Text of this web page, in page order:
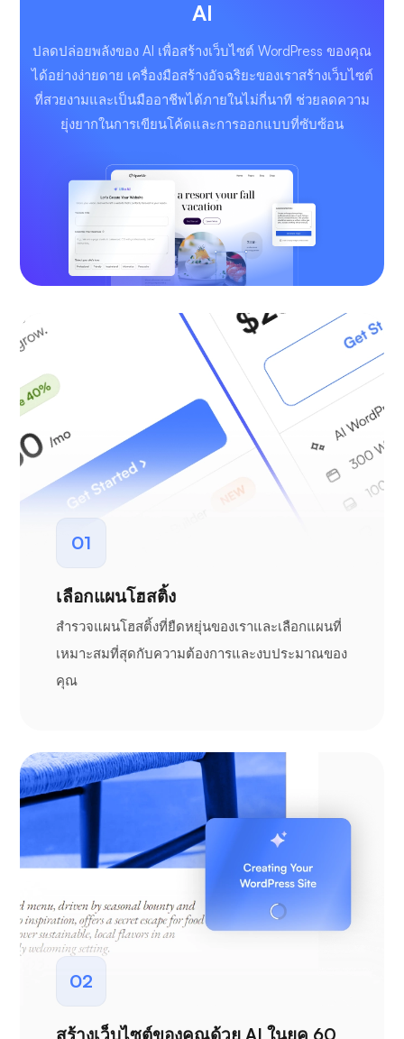
AI
ปลดปล่อยพลังของ AI เพื่อสร้างเว็บไซต์ WordPress ของคุณ
ได้อย่างง่ายดาย เครื่องมือสร้างอัจฉริยะของเราสร้างเว็บไซต์
ที่สวยงามและเป็นมืออาชีพได้ภายในไม่กี่นาที ช่วยลดความ
ยุ่งยากในการเขียนโค้ดและการออกแบบที่ซับซ้อน
01
เลือกแผนโฮสติ้ง
สำรวจแผนโฮสติ้งที่ยืดหยุ่นของเราและเลือกแผนที่
เหมาะสมที่สุดกับความต้องการและงบประมาณของ
คุณ
02